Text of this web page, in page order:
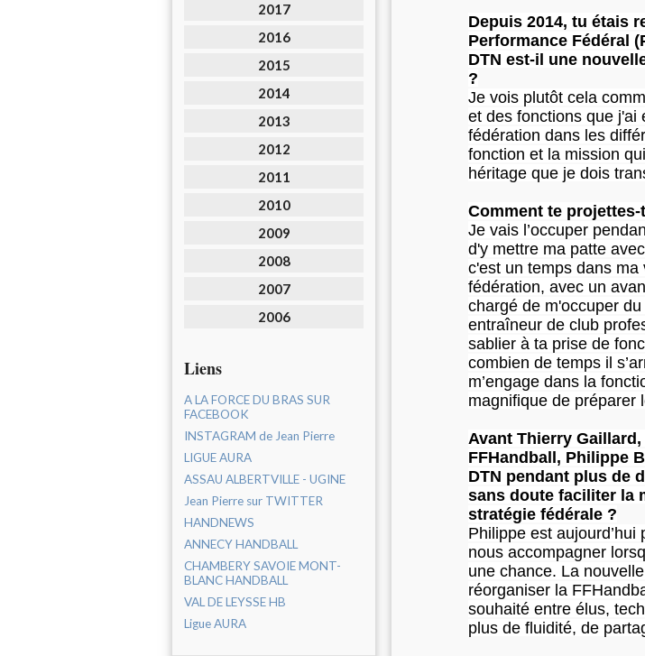
2017
2016
2015
2014
2013
2012
2011
2010
2009
2008
2007
2006
Liens
A LA FORCE DU BRAS SUR
FACEBOOK
INSTAGRAM de Jean Pierre
LIGUE AURA
ASSAU ALBERTVILLE - UGINE
Jean Pierre sur TWITTER
HANDNEWS
ANNECY HANDBALL
CHAMBERY SAVOIE MONT-
BLANC HANDBALL
VAL DE LEYSSE HB
Ligue AURA
Depuis 2014, tu étais
Performance Fédéral
DTN est-il une
?
Je vois plutôt cela
et des fonctions que j'ai
fédération dans les
fonction et la mission
héritage que je dois
Comment te
Je vais l’occuper
d'y mettre ma patte
c'est un temps dans
fédération, avec un
chargé de m'occuper
entraîneur de club
sablier à ta prise de
combien de temps il
m’engage dans la
magnifique de préparer
Avant Thierry
FFHandball, Philippe
DTN pendant plus de
sans doute faciliter la
stratégie fédérale ?
Philippe est aujourd’hui
nous accompagner
une chance. La
réorganiser la
souhaité entre élus,
plus de fluidité, de